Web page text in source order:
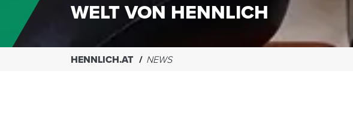
WELT VON HENNLICH
HENNLICH.AT NEWS